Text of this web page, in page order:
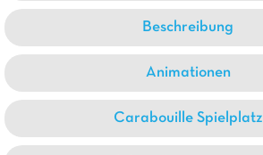
Beschreibung
Animationen
Carabouille Spielplatz